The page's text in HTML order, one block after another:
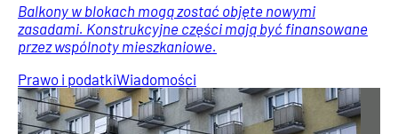
Balkony w blokach mogą zostać objęte nowymi
zasadami. Konstrukcyjne części mają być finansowane
przez wspólnoty mieszkaniowe.
Prawo i podatkiWiadomości